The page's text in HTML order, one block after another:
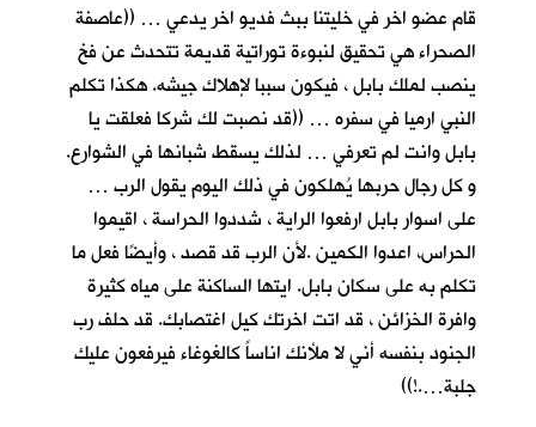
قام عضو اخر في خليتنا ببث فديو اخر يدعي … ((عاصفة
الصحراء هي تحقيق لنبوءة توراتية قديمة تتحدث عن فخ
ينصب لملك بابل ، فيكون سببا لإهلاك جيشه. هكذا تكلم
النبي ارميا في سفره … ((قد نصبت لك شركا فعلقت يا
بابل وانت لم تعرفي … لذلك يسقط شبانها في الشوارع.
و كل رجال حربها يُهلكون في ذلك اليوم يقول الرب …
على اسوار بابل ارفعوا الراية ، شددوا الحراسة ، اقيموا
الحراس، اعدوا الكمين .لأن الرب قد قصد ، وأيضًا فعل ما
تكلم به على سكان بابل. ايتها الساكنة على مياه كثيرة
وافرة الخزائن ، قد اتت اخرتك كيل اغتصابك. قد حلف رب
الجنود بنفسه أني لا ملأنك اناساً كالغوغاء فيرفعون عليك
جلبة….!))